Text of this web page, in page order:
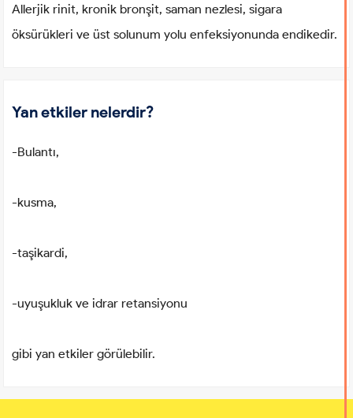
Allerjik rinit, kronik bronşit, saman nezlesi, sigara
öksürükleri ve üst solunum yolu enfeksiyonunda endikedir.
Yan etkiler nelerdir?
-Bulantı,
-kusma,
-taşikardi,
-uyuşukluk ve idrar retansiyonu
gibi yan etkiler görülebilir.